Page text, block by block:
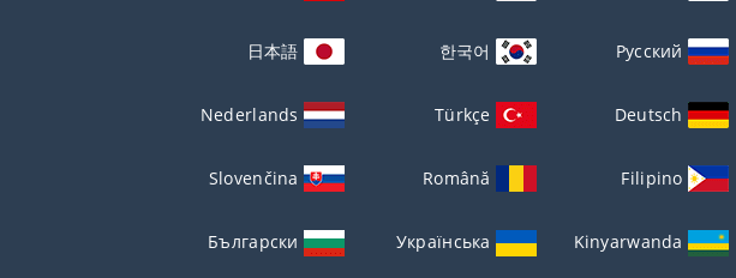
Русский
한국어
日本語
Deutsch
Türkçe
Nederlands
Filipino
Română
Slovenčina
Kinyarwanda
Українська
Български